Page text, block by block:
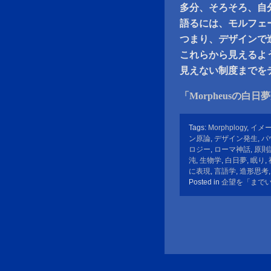
多分、そろそろ、自
語るには、モルフェ
つまり、デザインで
これらから見える
見えない制度まで
「Morpheusの白日
Tags: Morphplogy, イメ
ン原論, デザイン発生, パ
ロジー, ローマ神話, 原則
沌, 生物学, 白日夢, 眠り ,
に表現, 言語学, 造形思考
Posted in 企望を「まで